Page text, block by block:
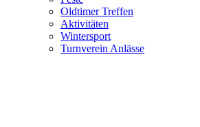
Oldtimer Treffen
Aktivitäten
Wintersport
Turnverein Anlässe